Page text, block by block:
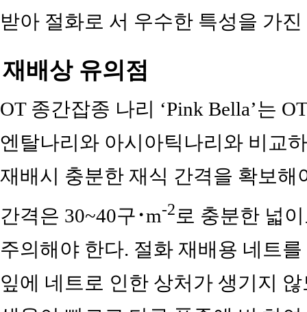
받아 절화로 서 우수한 특성을 가
재배상 유의점
OT 종간잡종 나리 ‘Pink Bella’는
엔탈나리와 아시아틱나리와 비교
재배시 충분한 재식 간격을 확보
간격은 30~40구･m-2 로 충분한 넓
주의해야 한다. 절화 재배용 네트
잎에 네트로 인한 상처가 생기지